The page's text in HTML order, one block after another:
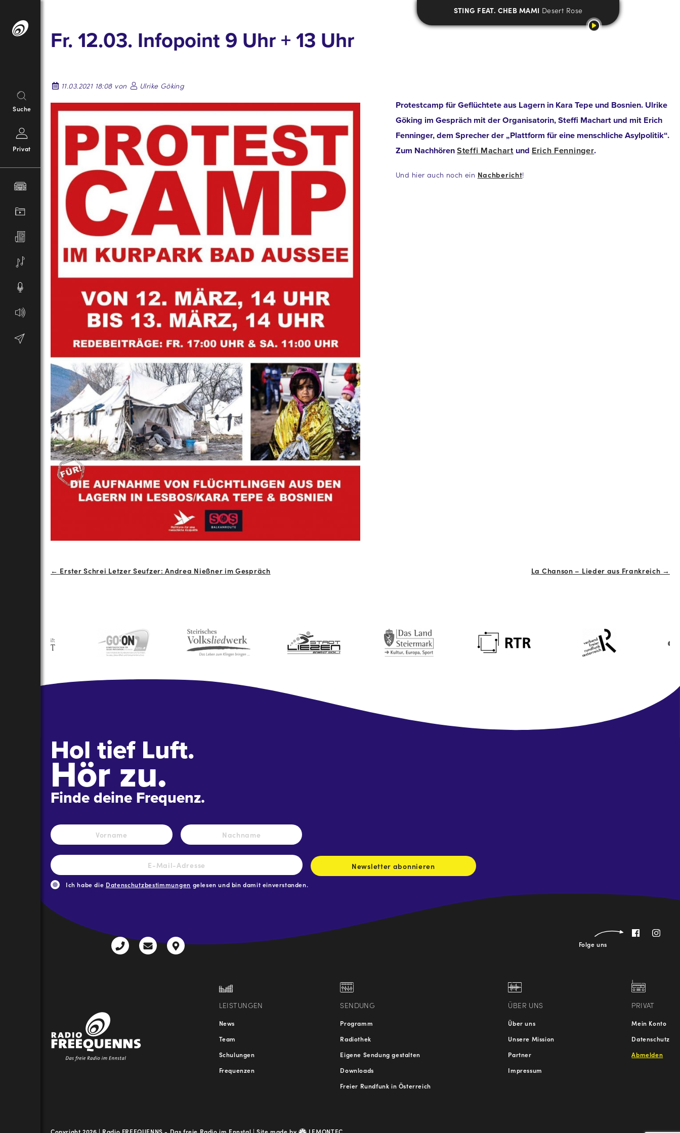
Inhalt
Suche
Privat
STING FEAT. CHEB MAMI Desert Rose
Fr. 12.03. Infopoint 9 Uhr + 13 Uhr
11.03.2021 18:08 von
Ulrike Göking
Protestcamp für Geflüchtete aus Lagern in Kara Tepe und Bosnien. Ulrike
Göking im Gespräch mit der Organisatorin, Steffi Machart und mit Erich
Fenninger, dem Sprecher der „Plattform für eine menschliche Asylpolitik“.
Zum Nachhören Steffi Machart und Erich Fenninger.
Und hier auch noch ein Nachbericht!
← Erster Schrei Letzer Seufzer: Andrea Nießner im Gespräch La Chanson – Lieder aus Frankreich →
Hol tief Luft.
Hör zu.
Finde deine Frequenz.
Name *
Vorname Nachname
E-
Mail-
Adresse *
Newsletter abonnieren
Ich habe die Datenschutzbestimmungen gelesen und bin damit einverstanden.
Folge uns
+43
radio@freequenns.at
Kulturhausstraße
LEISTUNGEN
News
Team
Schulungen
Frequenzen
SENDUNG
Programm
Radiothek
Eigene Sendung gestalten
Downloads
Freier Rundfunk in Österreich
ÜBER UNS
Über uns
Unsere Mission
Partner
Impressum
PRIVAT
Mein Konto
Datenschutz
Abmelden
Copyright 2026 | Radio FREEQUENNS - Das freie Radio im Ennstal |Site made by LEMONTEC